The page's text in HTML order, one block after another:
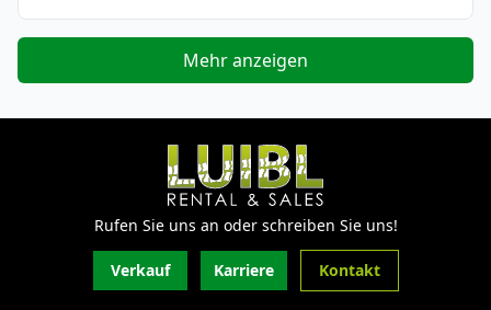
Mehr anzeigen
Rufen Sie uns an oder schreiben Sie uns!
Verkauf Karriere Kontakt